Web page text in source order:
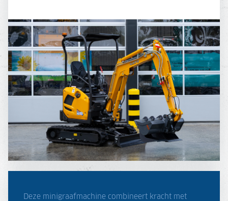
Deze minigraafmachine combineert kracht met